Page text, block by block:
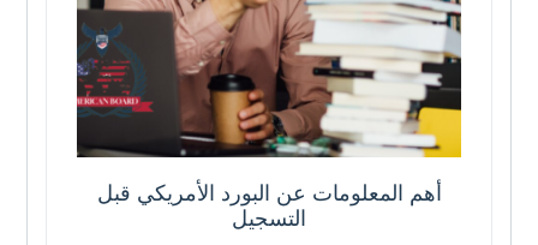
أهم المعلومات عن البورد الأمريكي قبل
التسجيل